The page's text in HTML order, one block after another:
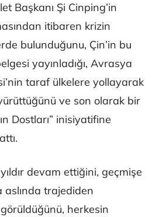
Başkanı Şi Cinping’in
itibaren krizin
bulunduğunu, Çin’in bu
yayınladığı, Avrasya
taraf ülkelere yollayarak
ve son olarak bir
Dostları” inisiyatifine
devam ettiğini, geçmişe
aslında trajediden
herkesin